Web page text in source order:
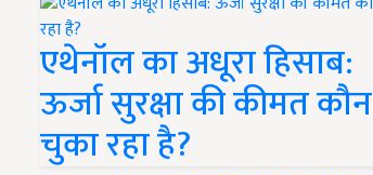
एथेनॉल का अधूरा हिसाब:
ऊर्जा सुरक्षा की कीमत कौन
चुका रहा है?